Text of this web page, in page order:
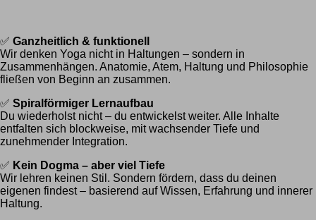
✅ Ganzheitlich & funktionell
Wir denken Yoga nicht in Haltungen – sondern in
Zusammenhängen. Anatomie, Atem, Haltung und Philosophie
fließen von Beginn an zusammen.
✅ Spiralförmiger Lernaufbau
Du wiederholst nicht – du entwickelst weiter. Alle Inhalte
entfalten sich blockweise, mit wachsender Tiefe und
zunehmender Integration.
✅ Kein Dogma – aber viel Tiefe
Wir lehren keinen Stil. Sondern fördern, dass du deinen
eigenen findest – basierend auf Wissen, Erfahrung und innerer
Haltung.